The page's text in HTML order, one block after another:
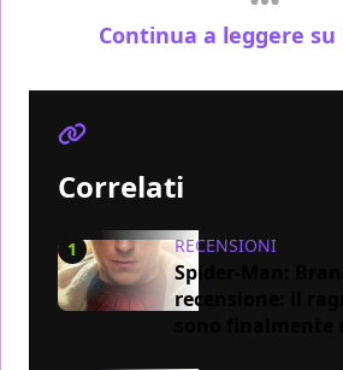
Continua a leggere su
Correlati
1 RECENSIONI
Spider-Man:
recensione: il